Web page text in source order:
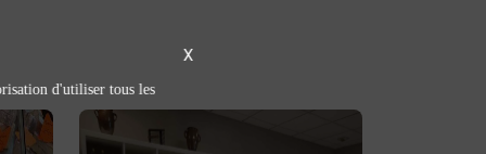
Épicerie sucrée /
X
d'utiliser tous les